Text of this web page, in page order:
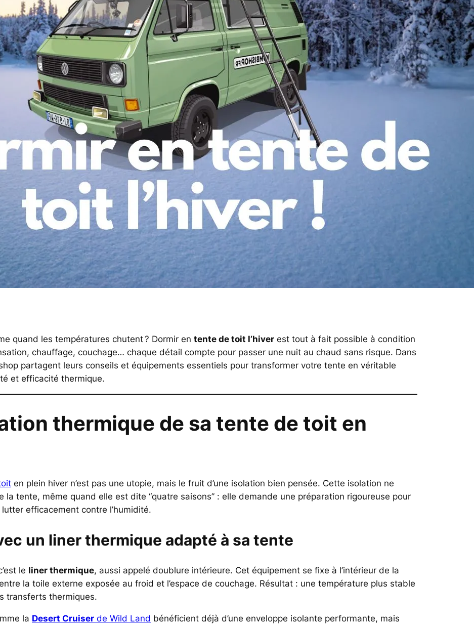
quand les températures chutent ? Dormir en tente de toit l’hiver est tout à fait possible à condition
chauffage, couchage… chaque détail compte pour passer une nuit au chaud sans risque. Dans
partagent leurs conseils et équipements essentiels pour transformer votre tente en véritable
et efficacité thermique.
thermique de sa tente de toit en
en plein hiver n’est pas une utopie, mais le fruit d’une isolation bien pensée. Cette isolation ne
la tente, même quand elle est dite “quatre saisons” : elle demande une préparation rigoureuse pour
efficacement contre l’humidité.
un liner thermique adapté à sa tente
le liner thermique, aussi appelé doublure intérieure. Cet équipement se fixe à l’intérieur de la
la toile externe exposée au froid et l’espace de couchage. Résultat : une température plus stable
transferts thermiques.
la Desert Cruiser de Wild Land bénéficient déjà d’une enveloppe isolante performante, mais